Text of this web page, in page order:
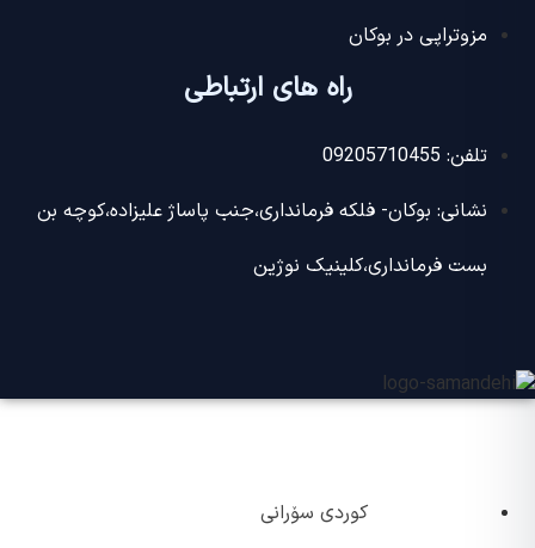
مزوتراپی در بوکان
راه های ارتباطی
تلفن: 09205710455
نشانی: بوکان- فلکه فرمانداری،جنب پاساژ علیزاده،کوچه بن
بست فرمانداری،کلینیک نوژین
کوردی سۆرانی